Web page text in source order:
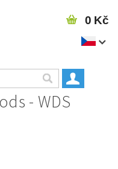
0 Kč
- WDS